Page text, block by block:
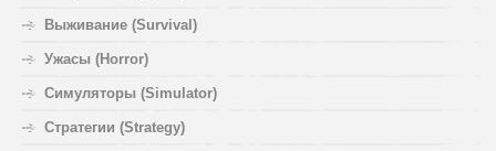
Выживание (Survival)
Ужасы (Horror)
Симуляторы (Simulator)
Стратегии (Strategy)